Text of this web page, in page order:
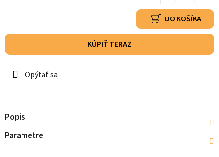
DO KOŠÍKA
KÚPIŤ TERAZ
Opýtať sa
Popis
Parametre